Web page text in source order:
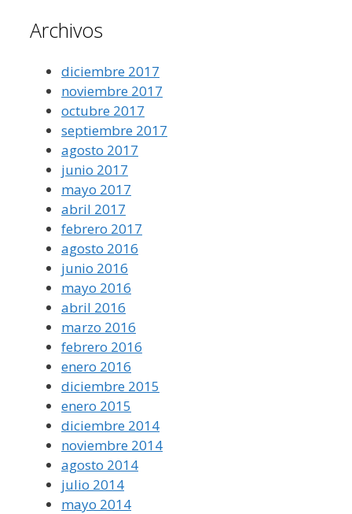
Archivos
diciembre 2017
noviembre 2017
octubre 2017
septiembre 2017
agosto 2017
junio 2017
mayo 2017
abril 2017
febrero 2017
agosto 2016
junio 2016
mayo 2016
abril 2016
marzo 2016
febrero 2016
enero 2016
diciembre 2015
enero 2015
diciembre 2014
noviembre 2014
agosto 2014
julio 2014
mayo 2014